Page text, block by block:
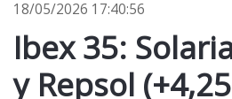
18/05/2026 17:40:56
Ibex 35:
y Repsol